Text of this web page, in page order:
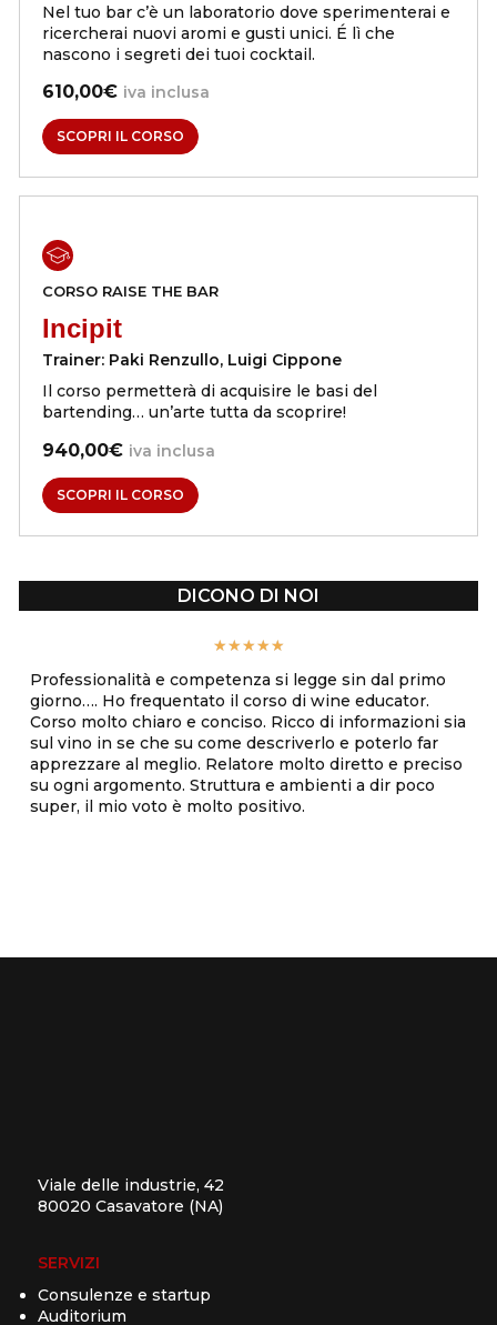
Nel tuo bar c’è un laboratorio dove sperimenterai e
ricercherai nuovi aromi e gusti unici. É lì che
nascono i segreti dei tuoi cocktail.
610,00€ iva inclusa
SCOPRI IL CORSO
CORSO RAISE THE BAR
Incipit
Trainer: Paki Renzullo, Luigi Cippone
Il corso permetterà di acquisire le basi del
bartending… un’arte tutta da scoprire!
940,00€ iva inclusa
SCOPRI IL CORSO
DICONO DI NOI
★★★★★
Professionalità e competenza si legge sin dal primo
giorno…. Ho frequentato il corso di wine educator.
Corso molto chiaro e conciso. Ricco di informazioni sia
sul vino in se che su come descriverlo e poterlo far
apprezzare al meglio. Relatore molto diretto e preciso
su ogni argomento. Struttura e ambienti a dir poco
super, il mio voto è molto positivo.
Viale delle industrie, 42
80020 Casavatore (NA)
SERVIZI
Consulenze e startup
Auditorium